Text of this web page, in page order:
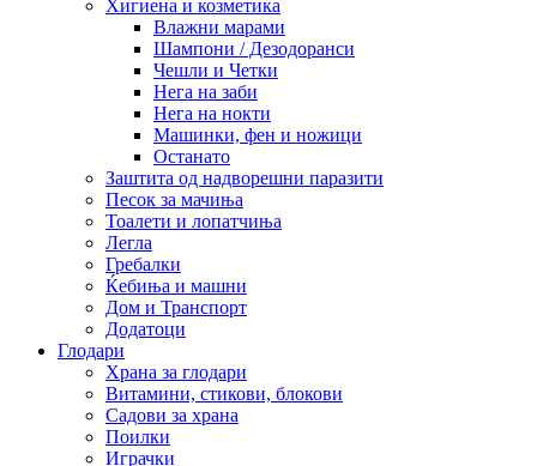
Хигиена и козметика
Влажни марами
Шампони / Дезодоранси
Чешли и Четки
Нега на заби
Нега на нокти
Машинки, фен и ножици
Останато
Заштита од надворешни паразити
Песок за мачиња
Тоалети и лопатчиња
Легла
Гребалки
Ќебиња и машни
Дом и Транспорт
Додатоци
Глодари
Храна за глодари
Витамини, стикови, блокови
Садови за храна
Поилки
Играчки